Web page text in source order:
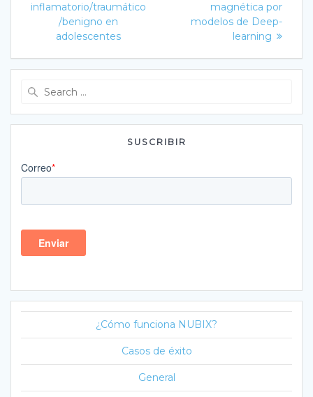
entradas
inflamatorio/traumático
/benigno en
adolescentes
magnética por
modelos de Deep-
learning
SUSCRIBIR
¿Cómo funciona NUBIX?
Casos de éxito
General